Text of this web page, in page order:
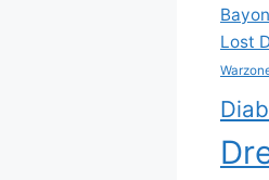
Lost